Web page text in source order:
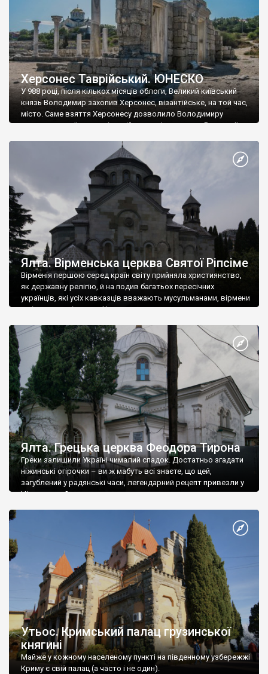
Херсонес Таврійський. ЮНЕСКО
У 988 році, після кількох місяців облоги, Великий київський
князь Володимир захопив Херсонес, візантійське, на той час,
місто. Саме взяття Херсонесу дозволило Володимиру
диктувати свої умови візантійському імператору Василю ІІ, та
Херсонесі Володимир-язичник, став Василем-християнином.
А потім було Хрещення Русі. На честь Херсонесу Таврійського
Ялта. Вірменська церква Святої Ріпсіме
Вірменія першою серед країн світу прийняла християнство,
як державну релігію, й на подив багатьох пересічних
українців, які усіх кавказців вважають мусульманами, вірмени
є відданими вірянами Христа
Ялта. Грецька церква Феодора Тирона
Греки залишили Україні чималий спадок. Достатньо згадати
ніжинські огірочки – ви ж мабуть всі знаєте, що цей,
загублений у радянські часи, легендарний рецепт привезли у
Ніжин греки?
Утьос. Кримський палац грузинської
княгині
Майже у кожному населеному пункті на південному узбережжі
Криму є свій палац (а часто і не один).